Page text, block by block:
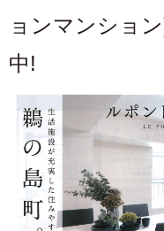
ョンマンショ
中!